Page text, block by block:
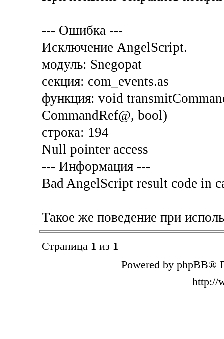
--- Ошибка ---
Исключение AngelScript.
модуль: Snegopat
секция: com_events.as
функция: void
CommandRef@, bool)
строка: 194
Null pointer access
--- Информация ---
Bad AngelScript result code in
Такое же поведение при
Страница 1 из 1
Powered by phpBB®
http://